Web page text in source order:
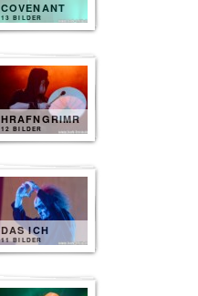
COVENANT
13 BILDER
HRAFNGRIMR
12 BILDER
DAS ICH
11 BILDER